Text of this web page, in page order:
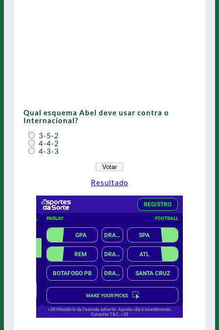
Qual esquema Abel deve usar contra o
Internacional?
3-5-2
4-4-2
4-3-3
Resultado